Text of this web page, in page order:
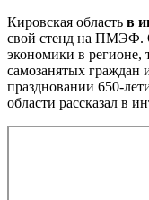
Кировская область в
свой стенд на ПМЭФ.
экономики в регионе,
самозанятых граждан
праздновании 650-
области рассказал в